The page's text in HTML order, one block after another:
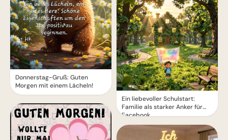
Donnerstag-Gruß: Guten
Morgen mit einem Lächeln!
Ein liebevoller Schulstart:
Familie als starker Anker für
Facebook